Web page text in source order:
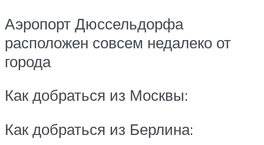
Аэропорт Дюссельдорфа
расположен совсем недалеко от
города
Как добраться из Москвы:
Как добраться из Берлина: